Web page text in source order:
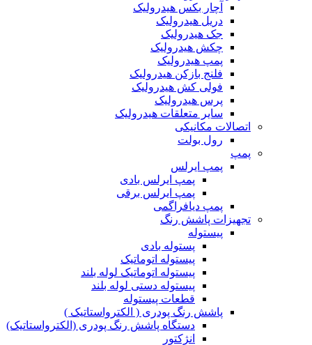
آچار بکس هیدرولیک
دریل هیدرولیک
جک هیدرولیک
چکش هیدرولیک
پمپ هیدرولیک
فلنج بازکن هیدرولیک
فولی کش هیدرولیک
پرس هیدرولیک
سایر متعلقات هیدرولیک
اتصالات مکانیکی
رول بولت
پمپ
پمپ ایرلس
پمپ ایرلس بادی
پمپ ایرلس برقی
پمپ دیافراگمی
تجهیزات پاشش رنگ
پیستوله
پستوله بادی
پیستوله اتوماتیک
پیستوله اتوماتیک لوله بلند
پیستوله دستی لوله بلند
قطعات پیستوله
پاشش رنگ پودری ( الکترواستاتیک )
دستگاه پاشش رنگ پودری (الکترواستاتیک)
انژکتور